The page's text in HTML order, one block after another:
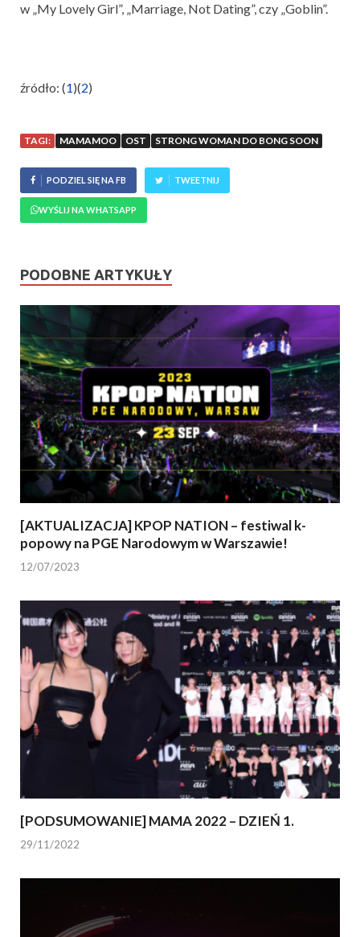
w „My Lovely Girl”, „Marriage, Not Dating”, czy „Goblin”.
źródło: (1)(2)
TAGI: MAMAMOO OST STRONG WOMAN DO BONG SOON
PODZIEL SIĘ NA FB TWEETNIJ
WYŚLIJ NA WHATSAPP
PODOBNE ARTYKUŁY
[AKTUALIZACJA] KPOP NATION – festiwal k-
popowy na PGE Narodowym w Warszawie!
12/07/2023
[PODSUMOWANIE] MAMA 2022 – DZIEŃ 1.
29/11/2022